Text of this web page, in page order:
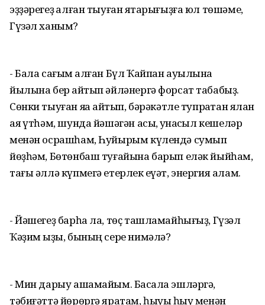
эҙҙәрегеҙ ҡалған тыуған яҡтарығыҙға юл төшәме,
Гүзәл ханым?
- Бала сағым ҡалған Бүл Ҡайпан ауылына
йылына бер ҡайтып әйләнергә форсат табабыҙ.
Сөнки тыуған яҡҡа ҡайтып, бәрәкәтле тупраҡтан ялан
аяҡ үтһәм, шунда йәшәгән асыҡ, ҡунаҡсыл кешеләр
менән осрашһам, Һуйырым күлендә сумып
йөҙһәм, Бөтөнбаш туғайына барып еләк йыйһам,
тағы әллә күпмегә етерлек ҡеүәт, энергия алам.
- Йәшегеҙ барһа ла, төҫ ташламайһығыҙ, Гүзәл
Ҡәҙим ҡыҙы, бының сере нимәлә?
- Мин дарыу ашамайым. Баҡсала эшләргә,
тәбиғәттә йөрөргә яратам, һыуыҡ һыу менән